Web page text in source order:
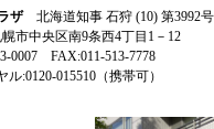
ザ北海道知事 石狩 (10) 第3992号
市中央区南9条西4丁目1－12
0007 FAX:011-513-7778
ル:0120-015510（携帯可）